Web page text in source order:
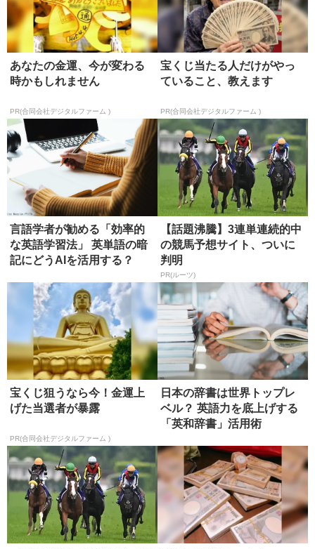
あなたの金運、今が変わる
時かもしれません
PR(合同会社デジタルファーム )
宝くじ当たる人だけがやっ
ていること、教えます
PR(合同会社デジタルファーム )
言語学者が勧める「効率的
な英語学習法」 英単語の暗
記にどうAIを活用する？
【話題沸騰】3連単連続的中
の競馬予想サイト、ついに
判明
PR(ルーツ)
宝くじ狙うなら今！金運上
げた当選者が暴露
PR(合同会社デジタルファーム )
日本の辞書は世界トップレ
ベル？ 英語力を底上げする
「英和辞書」活用術